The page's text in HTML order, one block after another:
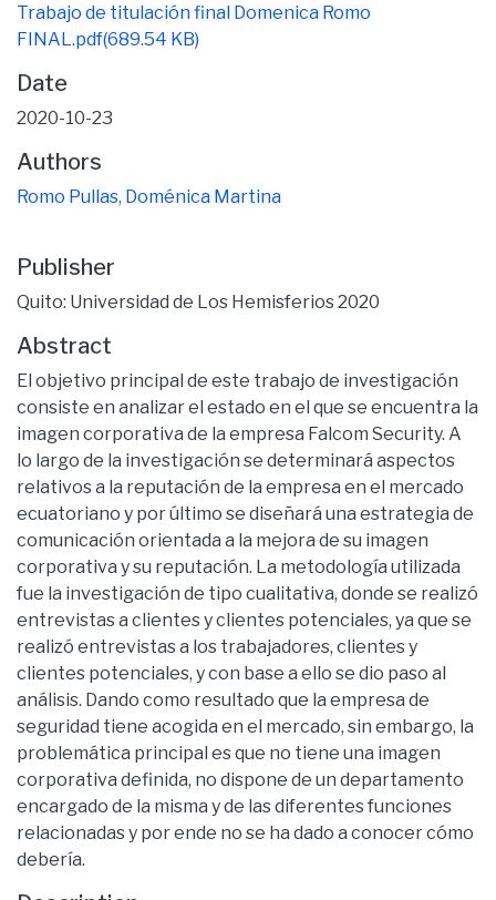
Trabajo de titulación final Domenica Romo
FINAL.pdf(689.54 KB)
Date
2020-10-23
Authors
Romo Pullas, Doménica Martina
Publisher
Quito: Universidad de Los Hemisferios 2020
Abstract
El objetivo principal de este trabajo de investigación
consiste en analizar el estado en el que se encuentra la
imagen corporativa de la empresa Falcom Security. A
lo largo de la investigación se determinará aspectos
relativos a la reputación de la empresa en el mercado
ecuatoriano y por último se diseñará una estrategia de
comunicación orientada a la mejora de su imagen
corporativa y su reputación. La metodología utilizada
fue la investigación de tipo cualitativa, donde se realizó
entrevistas a clientes y clientes potenciales, ya que se
realizó entrevistas a los trabajadores, clientes y
clientes potenciales, y con base a ello se dio paso al
análisis. Dando como resultado que la empresa de
seguridad tiene acogida en el mercado, sin embargo, la
problemática principal es que no tiene una imagen
corporativa definida, no dispone de un departamento
encargado de la misma y de las diferentes funciones
relacionadas y por ende no se ha dado a conocer cómo
debería.